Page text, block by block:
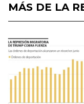
MÁS DE LA